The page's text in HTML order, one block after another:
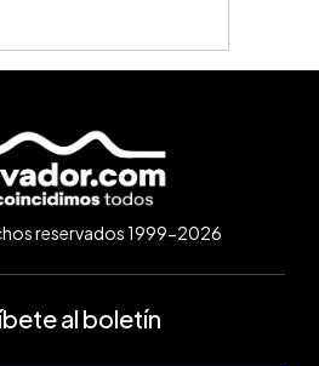
reservados 1999-2026
al boletín